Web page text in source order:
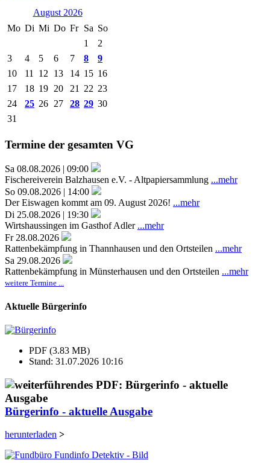
August 2026
Mo Di Mi Do Fr Sa So
1
2
3
4 5 6 7 8
9
10
11 12 13 14 15 16
17
18 19 20 21 22 23
24
25 26 27 28 29 30
31
Termine der gesamten VG
Sa 08.08.2026 | 09:00
Fischereiverein Balzhausen e.V. - Altpapiersammlung ...mehr
So 09.08.2026 | 14:00
Der Eiswagen kommt am 09. August 2026! ...mehr
Di 25.08.2026 | 19:30
Wirtshaussingen im Gasthof Adler ...mehr
Fr 28.08.2026
Rattenbekämpfung in Thannhausen und den Ortsteilen ...mehr
Sa 29.08.2026
Rattenbekämpfung in Münsterhausen und den Ortsteilen ...mehr
weitere Termine ...
Aktuelle Bürgerinfo
PDF (3.83 MB)
Stand: 31.07.2026 10:16
Bürgerinfo - aktuelle Ausgabe
herunterladen >